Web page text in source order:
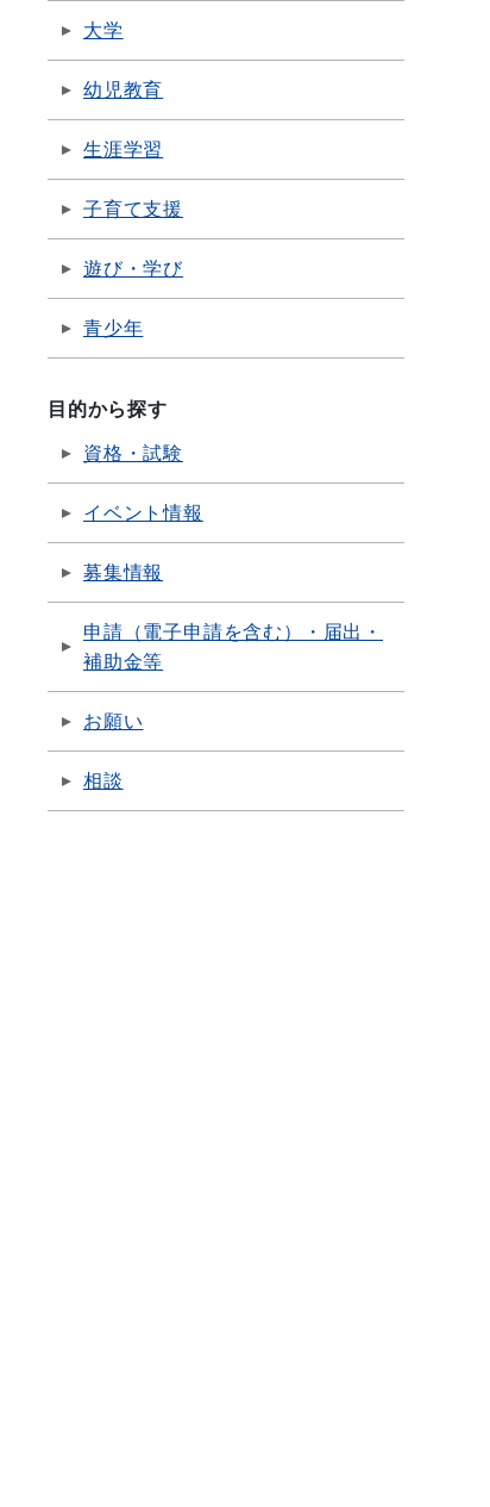
大学
幼児教育
生涯学習
子育て支援
遊び・学び
青少年
目的から探す
資格・試験
イベント情報
募集情報
申請（電子申請を含む）・届出・
補助金等
お願い
相談